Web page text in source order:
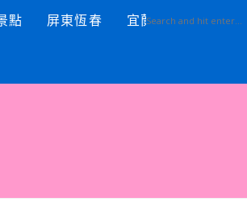
點 屏東恆春 宜蘭景點